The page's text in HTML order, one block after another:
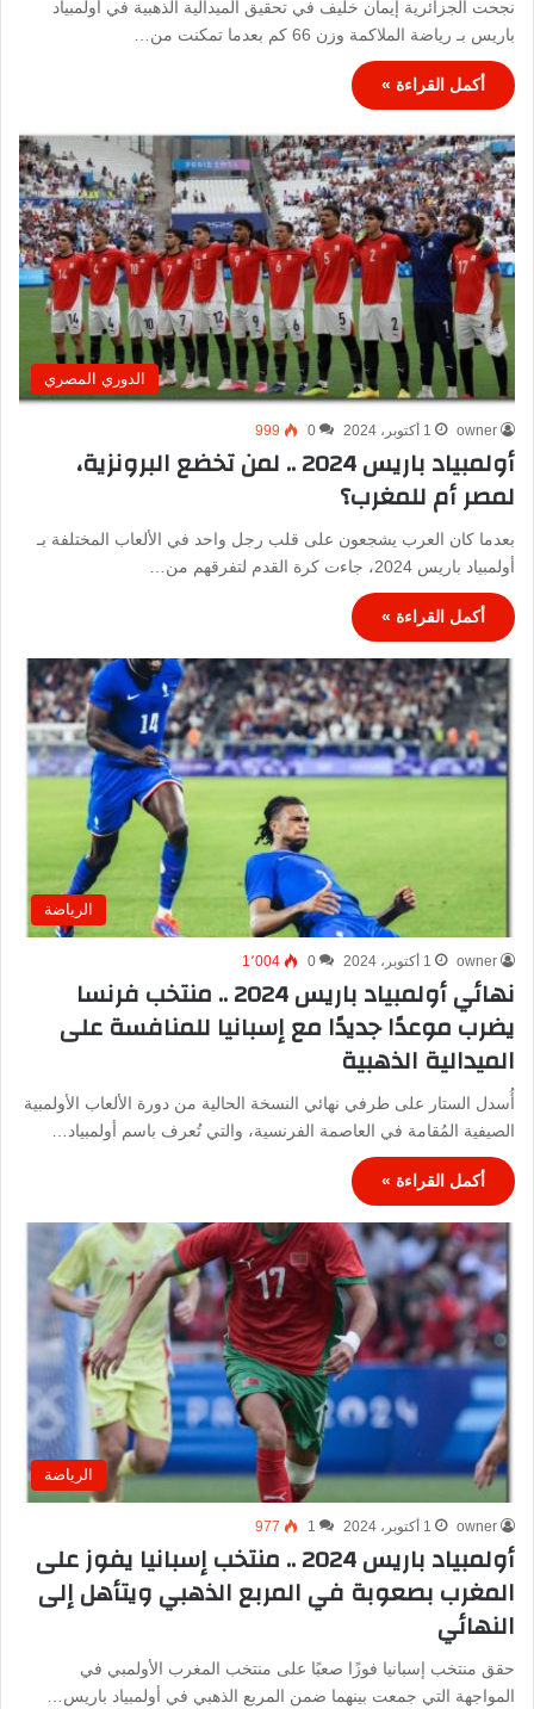
نجحت الجزائرية إيمان خليف في تحقيق الميدالية الذهبية في أولمبياد
باريس بـ رياضة الملاكمة وزن 66 كم بعدما تمكنت من…
أكمل القراءة »
الدوري المصري
owner 1 أكتوبر، 2024 0
999
أولمبياد باريس 2024 .. لمن تخضع البرونزية،
لمصر أم للمغرب؟
بعدما كان العرب يشجعون على قلب رجل واحد في الألعاب المختلفة بـ
أولمبياد باريس 2024، جاءت كرة القدم لتفرقهم من…
أكمل القراءة »
الرياضة
owner 1 أكتوبر، 2024 0 1٬004
نهائي أولمبياد باريس 2024 .. منتخب فرنسا
يضرب موعدًا جديدًا مع إسبانيا للمنافسة على
الميدالية الذهبية
أُسدل الستار على طرفي نهائي النسخة الحالية من دورة الألعاب الأولمبية
الصيفية المُقامة في العاصمة الفرنسية، والتي تُعرف باسم أولمبياد…
أكمل القراءة »
الرياضة
owner 1 أكتوبر، 2024 1
977
أولمبياد باريس 2024 .. منتخب إسبانيا يفوز على
المغرب بصعوبة في المربع الذهبي ويتأهل إلى
النهائي
حقق منتخب إسبانيا فوزًا صعبًا على منتخب المغرب الأولمبي في
المواجهة التي جمعت بينهما ضمن المربع الذهبي في أولمبياد باريس…